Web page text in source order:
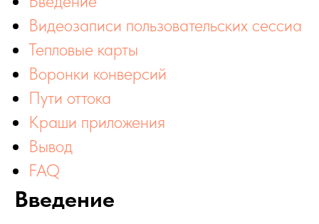
Видеозаписи пользовательских сессиа
Тепловые карты
Воронки конверсий
Пути оттока
Краши приложения
Вывод
FAQ
Введение